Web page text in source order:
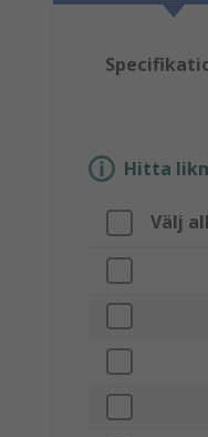
Hitta
Välj